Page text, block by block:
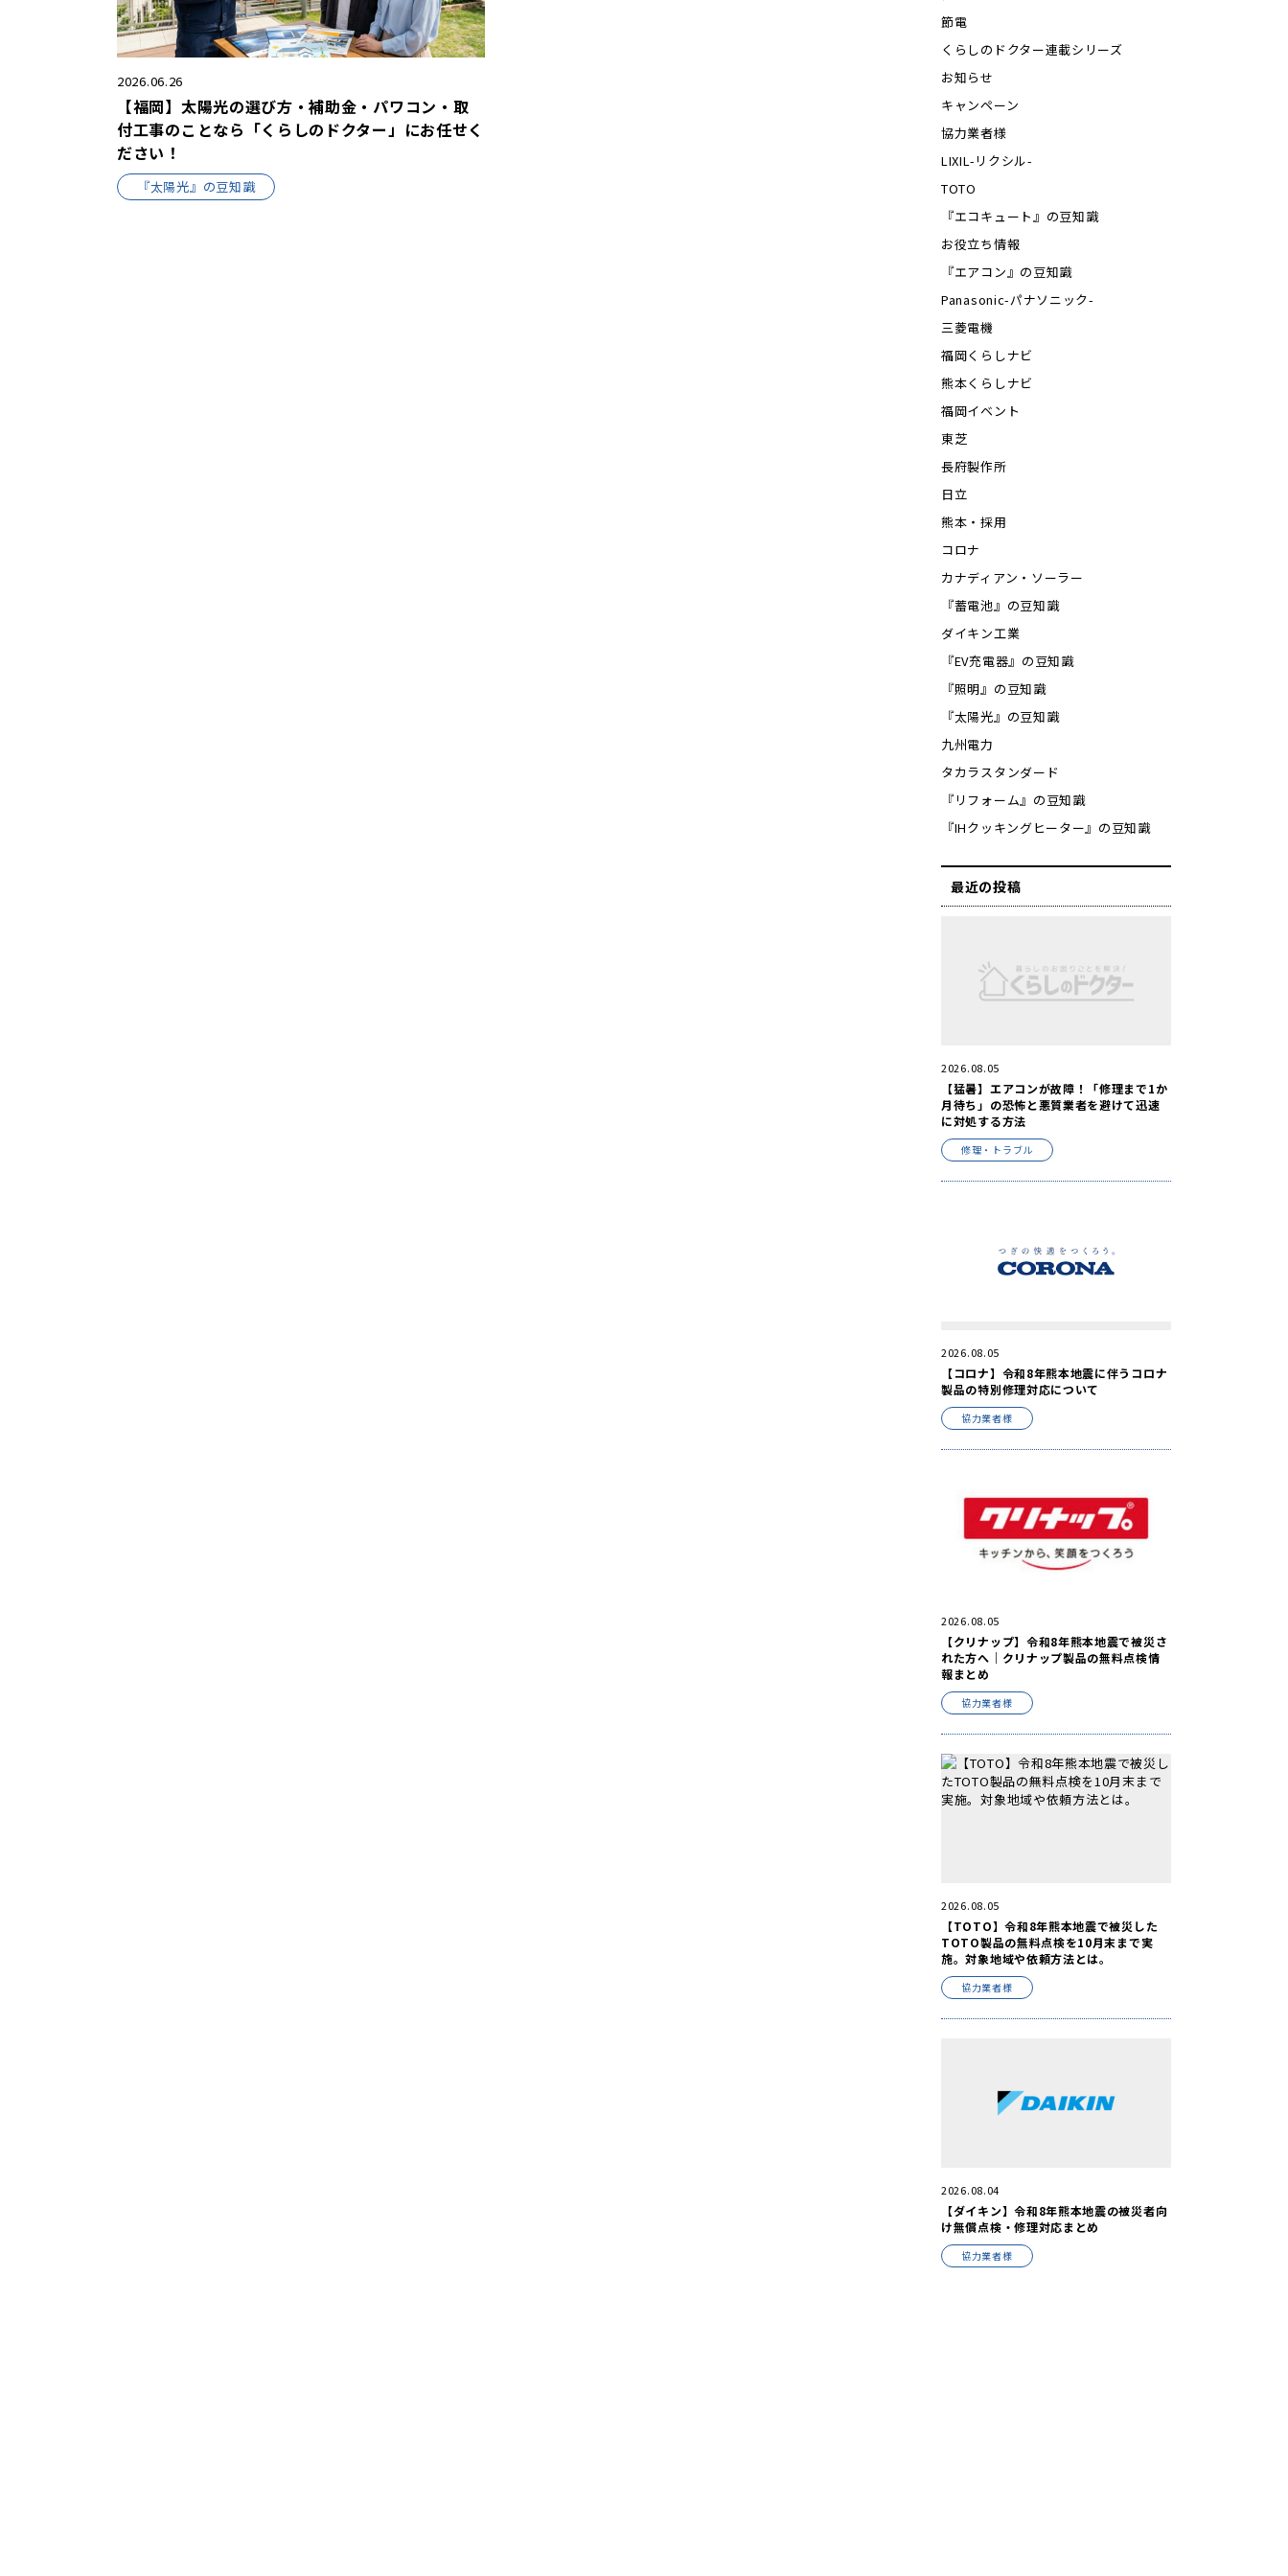
2026.06.26
【福岡】太陽光の選び方・補助金・パワコン・取
付工事のことなら「くらしのドクター」にお任せく
ださい！
『太陽光』の豆知識
節電
くらしのドクター連載シリーズ
お知らせ
キャンペーン
協力業者様
LIXIL-リクシル-
TOTO
『エコキュート』の豆知識
お役立ち情報
『エアコン』の豆知識
Panasonic-パナソニック-
三菱電機
福岡くらしナビ
熊本くらしナビ
福岡イベント
東芝
長府製作所
日立
熊本・採用
コロナ
カナディアン・ソーラー
『蓄電池』の豆知識
ダイキン工業
『EV充電器』の豆知識
『照明』の豆知識
『太陽光』の豆知識
九州電力
タカラスタンダード
『リフォーム』の豆知識
『IHクッキングヒーター』の豆知識
最近の投稿
2026.08.05
【猛暑】エアコンが故障！「修理まで1か
月待ち」の恐怖と悪質業者を避けて迅速
に対処する方法
修理・トラブル
2026.08.05
【コロナ】令和8年熊本地震に伴うコロナ
製品の特別修理対応について
協力業者様
2026.08.05
【クリナップ】令和8年熊本地震で被災さ
れた方へ｜クリナップ製品の無料点検情
報まとめ
協力業者様
2026.08.05
【TOTO】令和8年熊本地震で被災した
TOTO製品の無料点検を10月末まで実
施。対象地域や依頼方法とは。
協力業者様
2026.08.04
【ダイキン】令和8年熊本地震の被災者向
け無償点検・修理対応まとめ
協力業者様